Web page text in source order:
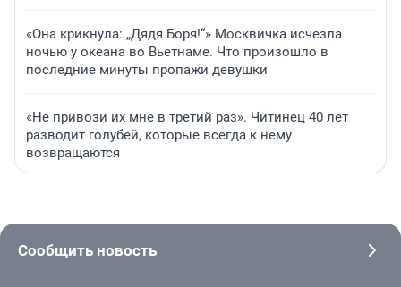
«Она крикнула: „Дядя Боря!“» Москвичка исчезла
ночью у океана во Вьетнаме. Что произошло в
последние минуты пропажи девушки
«Не привози их мне в третий раз». Читинец 40 лет
разводит голубей, которые всегда к нему
возвращаются
Сообщить новость